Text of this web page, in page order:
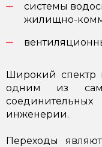
системы
жилищно-
Широкий спектр
одним из
инженерии.
Переходы